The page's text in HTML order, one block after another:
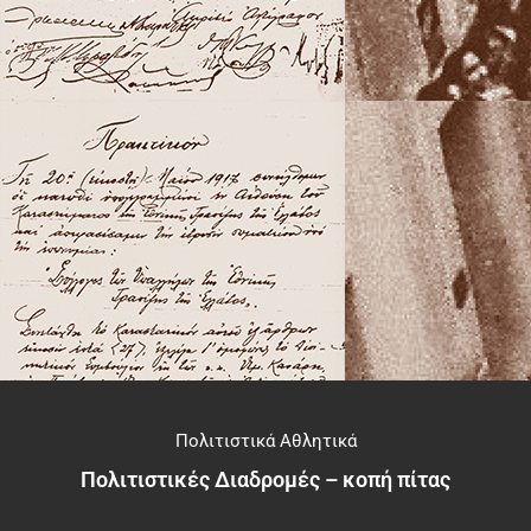
Πολιτιστικά Αθλητικά
Πολιτιστικές Διαδρομές – κοπή πίτας